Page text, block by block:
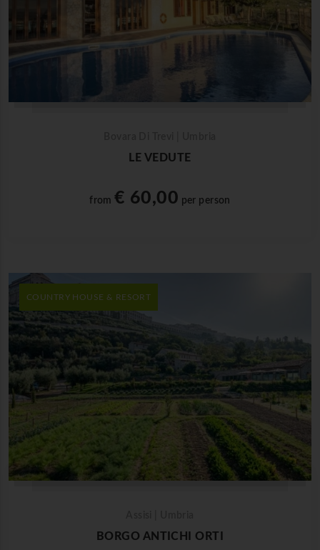
LE VEDUTE
from€ 60,00 per person
COUNTRY HOUSE & RESORT
BORGO ANTICHI ORTI